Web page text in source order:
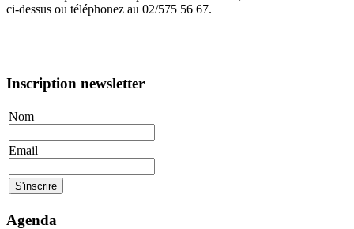
ci-dessus ou téléphonez au 02/575 56 67.
Inscription newsletter
Nom
Email
Agenda